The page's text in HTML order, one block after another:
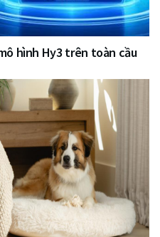
hình Hy3 trên toàn cầu